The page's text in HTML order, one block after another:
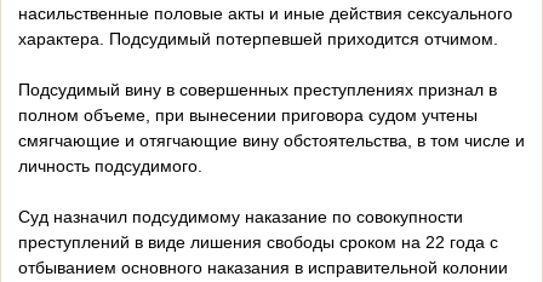
насильственные половые акты и иные действия сексуального
характера. Подсудимый потерпевшей приходится отчимом.
Подсудимый вину в совершенных преступлениях признал в
полном объеме, при вынесении приговора судом учтены
смягчающие и отягчающие вину обстоятельства, в том числе и
личность подсудимого.
Суд назначил подсудимому наказание по совокупности
преступлений в виде лишения свободы сроком на 22 года с
отбыванием основного наказания в исправительной колонии